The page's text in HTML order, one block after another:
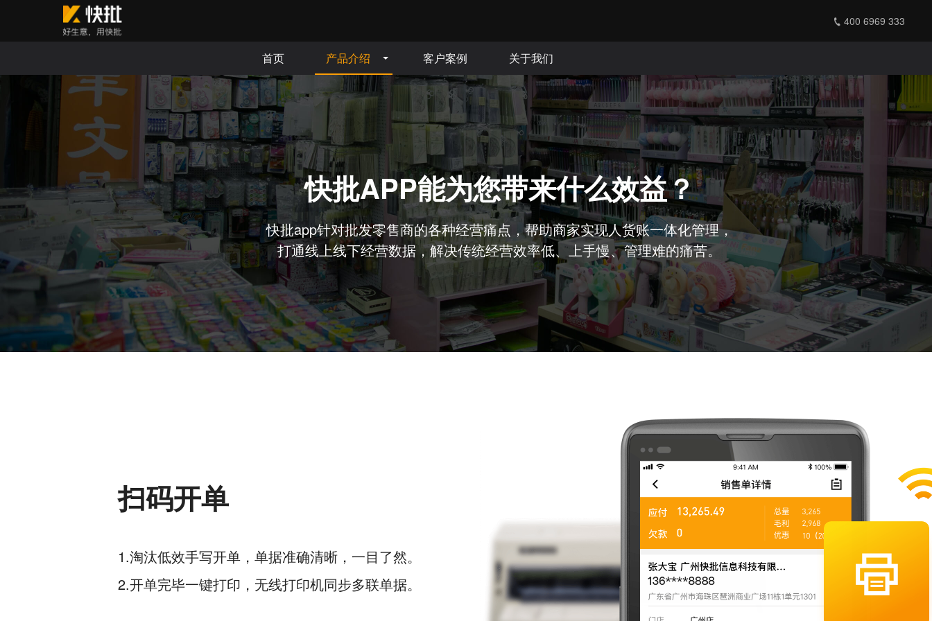
400 6969 333
首页 产品介绍 客户案例 关于我们
快批APP能为您带来什么效益？
快批app针对批发零售商的各种经营痛点，帮助商家实现人货账一体化管理，
打通线上线下经营数据，解决传统经营效率低、上手慢、管理难的痛苦。
扫码开单
1.淘汰低效手写开单，单据准确清晰，一目了然。
2.开单完毕一键打印，无线打印机同步多联单据。